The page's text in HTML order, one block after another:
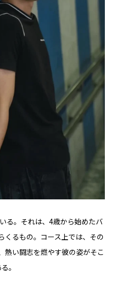
る。それは、4歳から始めたバ
くるもの。コース上では、その
熱い闘志を燃やす彼の姿がそこ
。